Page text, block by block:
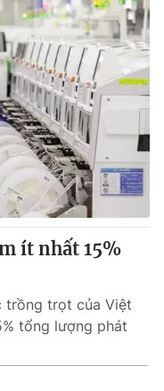
ít nhất 15%
trồng trọt của Việt
tổng lượng phát